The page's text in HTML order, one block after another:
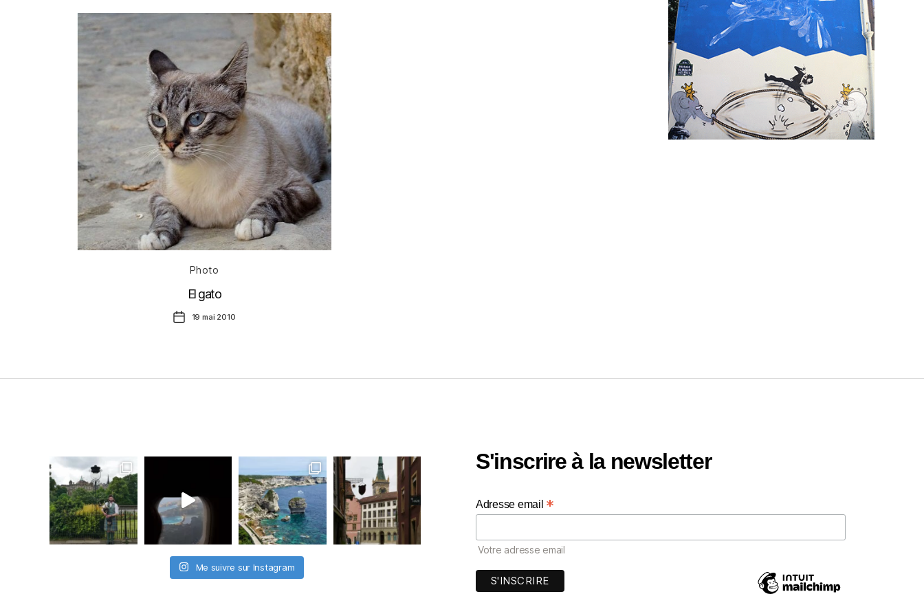
Catégories
Photo
El gato
Date19 mai 2010
Me suivre sur Instagram
S'inscrire à la newsletter
Adresse email *
Votre adresse email